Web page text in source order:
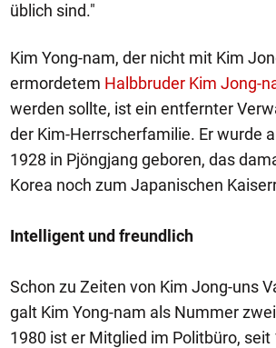
üblich sind."
Kim Yong-nam, der nicht mit Kim
ermordetem Halbbruder Kim Jong-
werden sollte, ist ein entfernter
der Kim-Herrscherfamilie. Er wurde
1928 in Pjöngjang geboren, das
Korea noch zum Japanischen
Intelligent und freundlich
Schon zu Zeiten von Kim Jong-uns
galt Kim Yong-nam als Nummer
1980 ist er Mitglied im Politbüro, seit